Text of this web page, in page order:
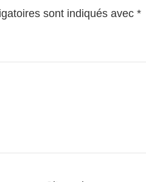
sont indiqués avec *